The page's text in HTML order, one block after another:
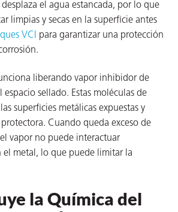
el agua estancada, por lo que
limpias y secas en la superficie antes
VCI
para garantizar una protección
liberando vapor inhibidor de
sellado. Estas moléculas de
superficies metálicas expuestas y
Cuando queda exceso de
vapor no puede interactuar
el metal, lo que puede limitar la
la Química del